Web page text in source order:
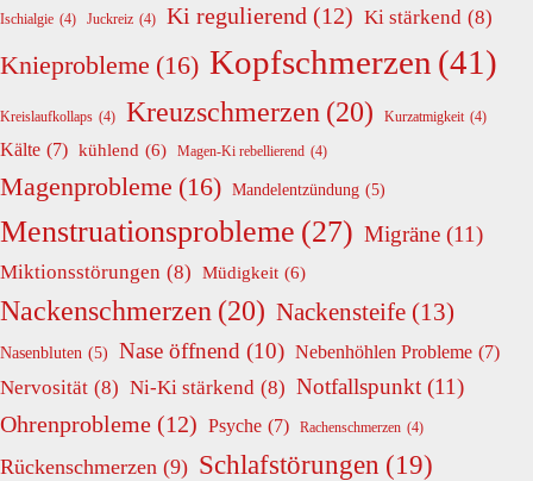
Ischialgie (4) Juckreiz (4) Ki regulierend (12) Ki stärkend (8)
Knieprobleme (16) Kopfschmerzen (41)
Kreislaufkollaps (4) Kreuzschmerzen (20) Kurzatmigkeit (4)
Kälte (7) kühlend (6) Magen-Ki rebellierend (4)
Magenprobleme (16) Mandelentzündung (5)
Menstruationsprobleme (27) Migräne (11)
Miktionsstörungen (8) Müdigkeit (6)
Nackenschmerzen (20) Nackensteife (13)
Nasenbluten (5) Nase öffnend (10) Nebenhöhlen Probleme (7)
Nervosität (8) Ni-Ki stärkend (8) Notfallspunkt (11)
Ohrenprobleme (12) Psyche (7) Rachenschmerzen (4)
Rückenschmerzen (9) Schlafstörungen (19)